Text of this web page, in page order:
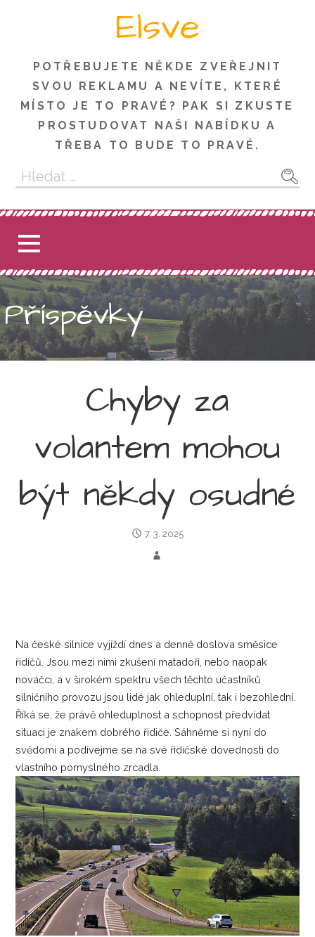
Elsve
POTŘEBUJETE NĚKDE ZVEŘEJNIT
SVOU REKLAMU A NEVÍTE, KTERÉ
MÍSTO JE TO PRAVÉ? PAK SI ZKUSTE
PROSTUDOVAT NAŠI NABÍDKU A
TŘEBA TO BUDE TO PRAVÉ.
Vyhledávání
Příspěvky
Chyby za
volantem mohou
být někdy osudné
7. 3. 2025
Na české silnice vyjíždí dnes a denně doslova směsice
řidičů. Jsou mezi nimi zkušení matadoři, nebo naopak
nováčci, a v širokém spektru všech těchto účastníků
silničního provozu jsou lidé jak ohleduplní, tak i bezohlední.
Říká se, že právě ohleduplnost a schopnost předvídat
situaci je znakem dobrého řidiče. Sáhněme si nyní do
svědomí a podívejme se na své řidičské dovednosti do
vlastního pomyslného zrcadla.